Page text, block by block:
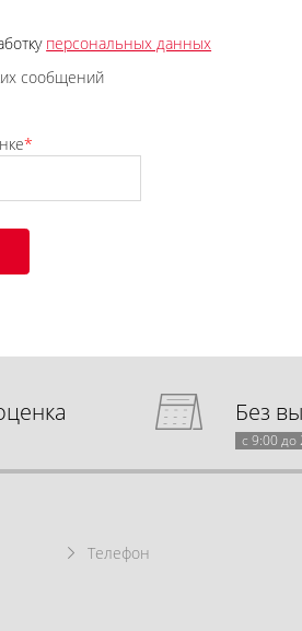
персональных данных
сообщений
*
Без
с 9:00 до
Телефон